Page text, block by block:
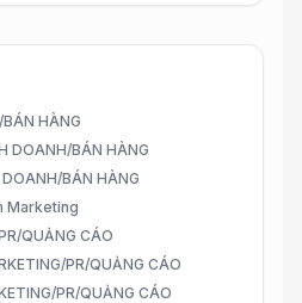
HÀNG
DOANH/BÁN HÀNG
BÁN HÀNG
Marketing
QUẢNG CÁO
PR/QUẢNG CÁO
PR/QUẢNG CÁO